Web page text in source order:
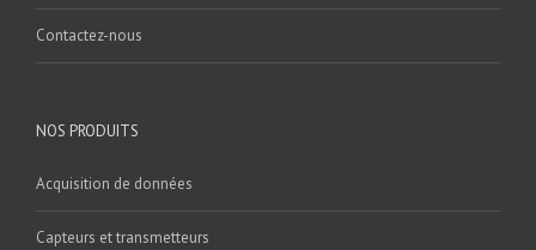
Contactez-nous
NOS PRODUITS
Acquisition de données
Capteurs et transmetteurs